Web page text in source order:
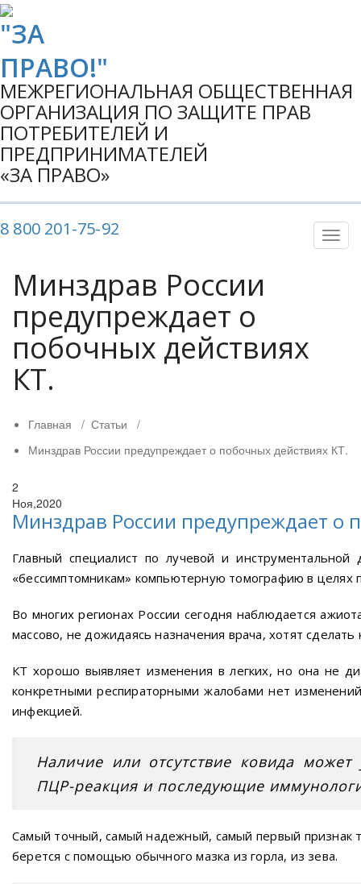
МЕЖРЕГИОНАЛЬНАЯ ОБЩЕСТВЕННАЯ
ОРГАНИЗАЦИЯ ПО ЗАЩИТЕ ПРАВ
ПОТРЕБИТЕЛЕЙ И
ПРЕДПРИНИМАТЕЛЕЙ
«ЗА ПРАВО»
8 800 201-75-92
Минздрав России
предупреждает о
побочных действиях
КТ.
Главная / Статьи /
Минздрав России предупреждает о побочных действиях КТ.
2
Ноя,2020
Минздрав России предупреждает о
Главный специалист по лучевой и
«бессимптомникам» компьютерную томографию в целях
Во многих регионах России сегодня наблюдается
массово, не дожидаясь назначения врача, хотят
КТ хорошо выявляет изменения в легких, но она не
конкретными респираторными жалобами нет
инфекцией.
Наличие или отсутствие ковида может
ПЦР-реакция и последующие
Самый точный, самый надежный, самый первый признак
берется с помощью обычного мазка из горла, из зева.